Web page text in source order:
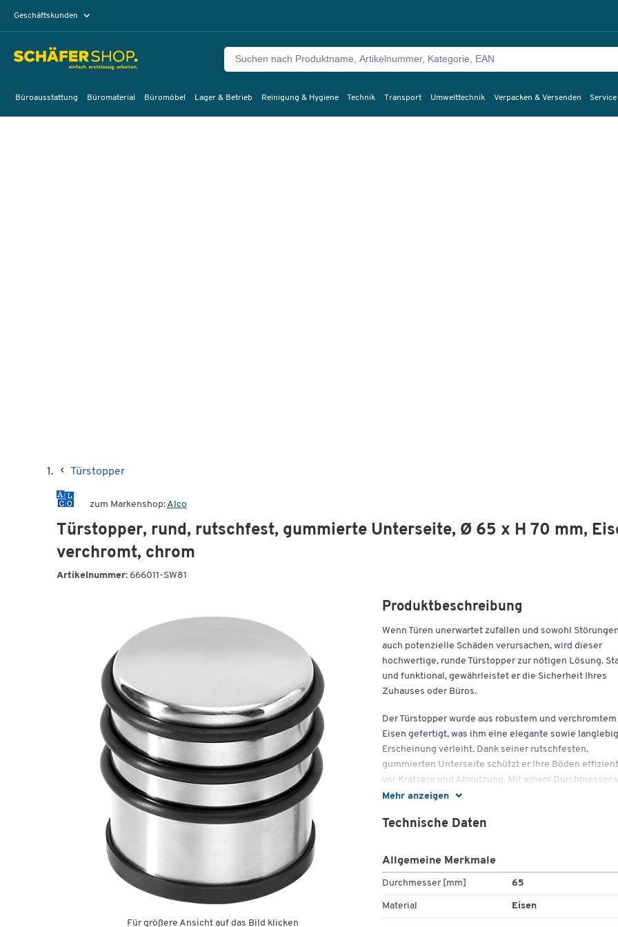
Geschäftskunden
Büroausstattung Büromaterial Büromöbel Lager & Betrieb Reinigung & Hygiene Technik Transport Umwelttechnik Verpacken & Versenden
Türstopper
zum Markenshop:Alco
Türstopper, rund, rutschfest, gummierte Unterseite, Ø 65 x H 70 mm,
verchromt, chrom
Artikelnummer: 666011-SW81
Für größere Ansicht auf das Bild klicken
Mehr anzeigen
Produktbeschreibung
Wenn Türen unerwartet zufallen und sowohl
auch potenzielle Schäden verursachen, wird dieser
hochwertige, runde Türstopper zur nötigen Lösung.
und funktional, gewährleistet er die Sicherheit Ihres
Zuhauses oder Büros.
Der Türstopper wurde aus robustem und verchromtem
Eisen gefertigt, was ihm eine elegante sowie
Erscheinung verleiht. Dank seiner rutschfesten,
gummierten Unterseite schützt er Ihre Böden effizient
vor Kratzern und Abnutzung. Mit einem Durchmesser
65 mm und einer Höhe von 70 mm ist dieser
seine Aufgabe zuverlässig erfüllt.
verschiedene Einrichtungsstile ein, sei es in
traditionellen oder modernen Umgebungen. Sein
Technische Daten
Allgemeine Merkmale
Durchmesser [mm] 65
Material Eisen